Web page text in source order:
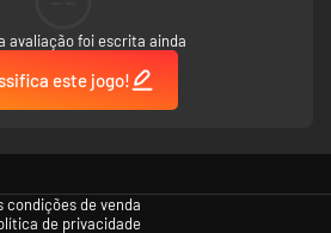
avaliação foi escrita ainda
este jogo!
condições de venda
de privacidade